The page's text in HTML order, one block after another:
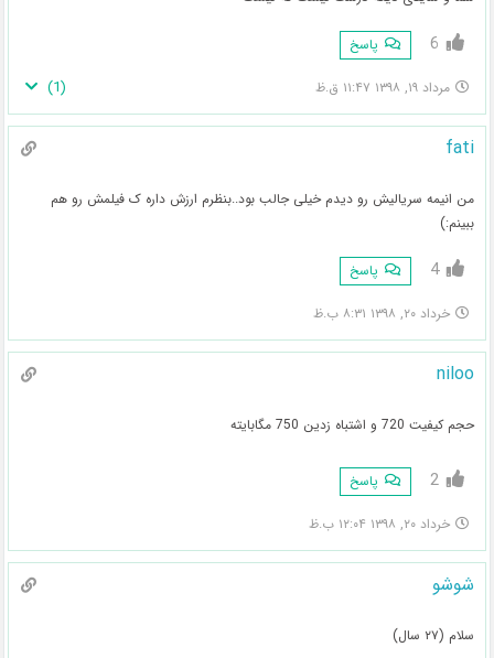
6 پاسخ
مرداد ۱۹, ۱۳۹۸ ۱۱:۴۷ ق.ظ (
1
)
fati
من انیمه سریالیش رو دیدم خیلی جالب بود..بنظرم ارزش داره ک فیلمش رو هم
ببینم:)
4 پاسخ
خرداد ۲۰, ۱۳۹۸ ۸:۳۱ ب.ظ
niloo
حجم کیفیت 720 و اشتباه زدین 750 مگابایته
2 پاسخ
خرداد ۲۰, ۱۳۹۸ ۱۲:۰۴ ب.ظ
شوشو
سلام (۲۷ سال)